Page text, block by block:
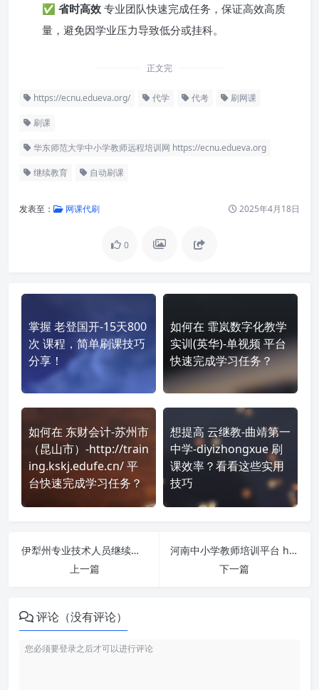
✅ 省时高效 专业团队快速完成任务，保证高效高质
量，避免因学业压力导致低分或挂科。
正文完
https://ecnu.edueva.org/ 代学 代考 刷网课
刷课
华东师范大学中小学教师远程培训网 https://ecnu.edueva.org
继续教育 自动刷课
发表至： 网课代刷 2025年4月18日
0
掌握 老登国开-15天800
次 课程，简单刷课技巧
分享！
如何在 霏岚数字化教学
实训(英华)-单视频 平台
快速完成学习任务？
如何在 东财会计-苏州市
（昆山市）-http://train
ing.kskj.edufe.cn/ 平
台快速完成学习任务？
想提高 云继教-曲靖第一
中学-diyizhongxue 刷
课效率？看看这些实用
技巧
伊犁州专业技术人员继续教育基地 https://ylzj.cfyedu.com/#/home 刷课也能轻松过！简单技巧大公开
上一篇
河南中小学教师培训平台 http://hn.ttcn.cn/ 课程学习无压力！教你高效刷题技巧
下一篇
评论（没有评论）